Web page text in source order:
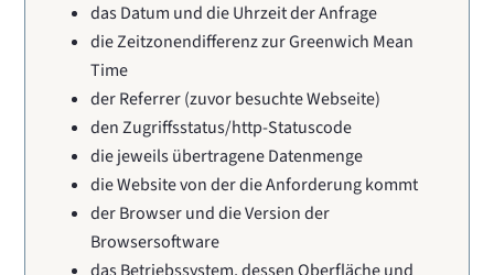
das Datum und die Uhrzeit der Anfrage
die Zeitzonendifferenz zur Greenwich Mean
Time
der Referrer (zuvor besuchte Webseite)
den Zugriffsstatus/http-Statuscode
die jeweils übertragene Datenmenge
die Website von der die Anforderung kommt
der Browser und die Version der
Browsersoftware